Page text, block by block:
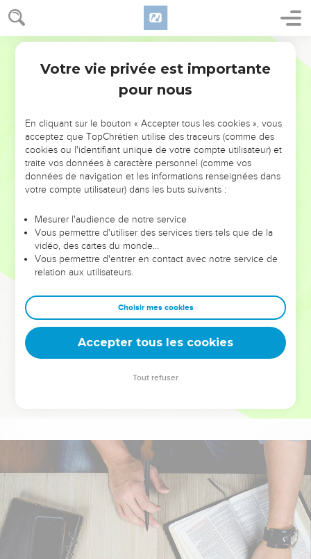
NE MANQUEZ PAS L’ÉVÉNEMENT
DE L’ANNÉE !
ET SI LEURS ERREURS POUVAIENT VOUS ÉVITER LES
VOTRES ?
leur foi ou leur vision. Mais on voit moins les doutes, les erreurs
et les saisons difficiles qu'ils ont traversés, alors même que ce
sont elles qui les ont façonnés.
Dans cette conférence, leaders, entrepreneurs, et responsables
clés pour avancer avec plus de sagesse afin que leurs erreurs
deviennent vos tremplins. Que vous guidiez un ministère, une
équipe, un groupe ou une famille, leur expérience est faite
Votre vie privée est importante
pour nous
En cliquant sur le bouton « Accepter tous les cookies », vous
acceptez que TopChrétien utilise des traceurs (comme des
cookies ou l'identifiant unique de votre compte utilisateur) et
traite vos données à caractère personnel (comme vos
données de navigation et les informations renseignées dans
votre compte utilisateur) dans les buts suivants :
Mesurer l'audience de notre service
Vous permettre d'utiliser des services tiers tels que de la
vidéo, des cartes du monde…
Vous permettre d'entrer en contact avec notre service de
relation aux utilisateurs.
Choisir mes cookies
Accepter tous les cookies
Tout refuser